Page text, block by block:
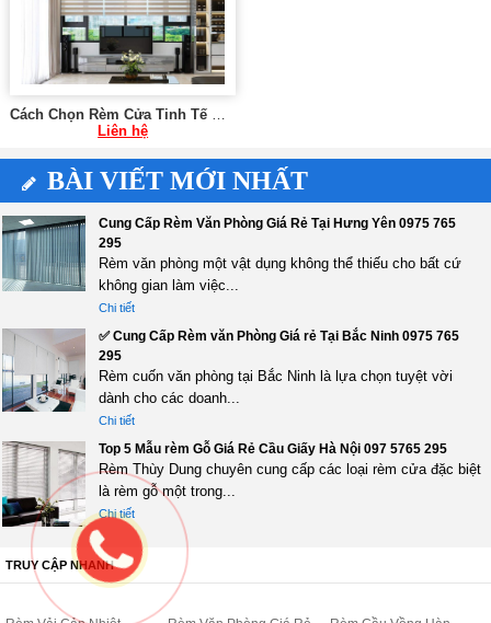
Liên hệ
BÀI VIẾT MỚI NHẤT
Cung Cấp Rèm Văn Phòng Giá Rẻ Tại Hưng Yên 0975 765
295
Rèm văn phòng một vật dụng không thể thiếu cho bất cứ
không gian làm việc...
Chi tiết
✅ Cung Cấp Rèm văn Phòng Giá rẻ Tại Bắc Ninh 0975 765
295
Rèm cuốn văn phòng tại Bắc Ninh là lựa chọn tuyệt vời
dành cho các doanh...
Chi tiết
Top 5 Mẫu rèm Gỗ Giá Rẻ Cầu Giấy Hà Nội 097 5765 295
Rèm Thùy Dung chuyên cung cấp các loại rèm cửa đặc biệt
là rèm gỗ một trong...
Chi tiết
TRUY CẬP NHANH